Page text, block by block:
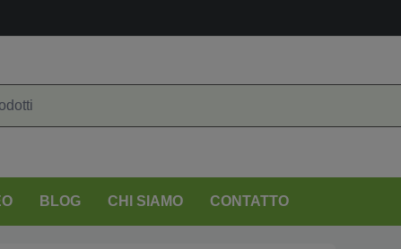
BLOG CHI SIAMO CONTATTO